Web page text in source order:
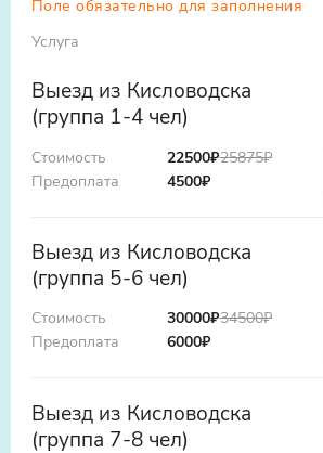
Алании до наших дней)
жителей. С нами ваше
настоящим приключением!
Поле обязательно для заполнения
Услуга
Выезд из Кисловодска
(группа 1-4 чел)
Стоимость
Предоплата
22500₽25875₽
4500₽
Выезд из Кисловодска
(группа 5-6 чел)
Стоимость
Предоплата
30000₽34500₽
6000₽
Выезд из Кисловодска
(группа 7-8 чел)